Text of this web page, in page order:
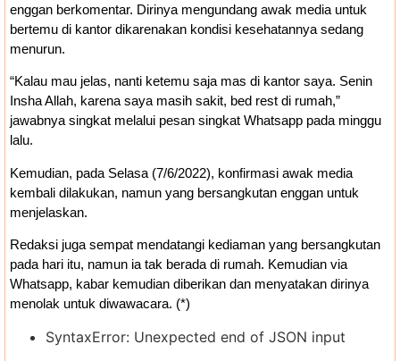
enggan berkomentar. Dirinya mengundang awak media untuk
bertemu di kantor dikarenakan kondisi kesehatannya sedang
menurun.
“Kalau mau jelas, nanti ketemu saja mas di kantor saya. Senin
Insha Allah, karena saya masih sakit, bed rest di rumah,”
jawabnya singkat melalui pesan singkat Whatsapp pada minggu
lalu.
Kemudian, pada Selasa (7/6/2022), konfirmasi awak media
kembali dilakukan, namun yang bersangkutan enggan untuk
menjelaskan.
Redaksi juga sempat mendatangi kediaman yang bersangkutan
pada hari itu, namun ia tak berada di rumah. Kemudian via
Whatsapp, kabar kemudian diberikan dan menyatakan dirinya
menolak untuk diwawacara. (*)
SyntaxError: Unexpected end of JSON input